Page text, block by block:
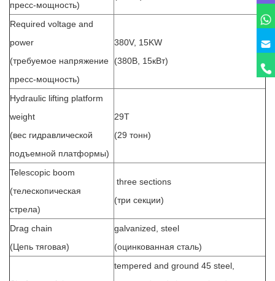
пресс-мощность)
Required voltage and
power
(требуемое напряжение
пресс-мощность)
380V, 15KW
(380В, 15кВт)
Hydraulic lifting platform
weight
(вес гидравлической
подъемной платформы)
29T
(29 тонн)
Telescopic boom
(телескопическая
стрела)
three sections
(три секции)
Drag chain
(Цепь тяговая)
galvanized, steel
(оцинкованная сталь)
tempered and ground 45 steel,